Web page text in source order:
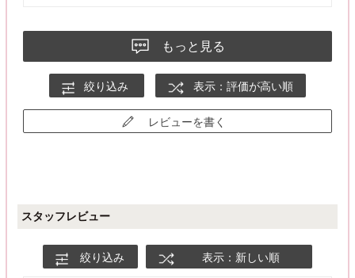
もっと見る
絞り込み 表示：評価が高い順
レビューを書く
スタッフレビュー
絞り込み 表示：新しい順